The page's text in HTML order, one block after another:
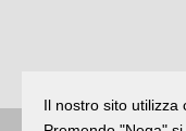
Il nostro sito utilizza